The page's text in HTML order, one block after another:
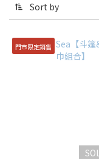
Sort by
門市限定銷售